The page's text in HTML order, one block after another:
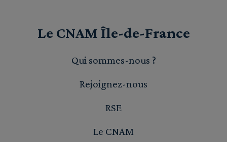
Le CNAM Île-de-France
Qui sommes-nous ?
Rejoignez-nous
RSE
Le CNAM